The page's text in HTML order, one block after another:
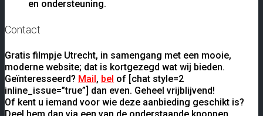
en ondersteuning.
Contact
Gratis filmpje Utrecht, in samengang met een mooie,
moderne website; dat is kortgezegd wat wij bieden.
Geïnteresseerd? Mail, bel of [chat style=2
inline_issue=”true”] dan even. Geheel vrijblijvend!
Of kent u iemand voor wie deze aanbieding geschikt is?
Deel hem dan via een van de onderstaande knoppen.